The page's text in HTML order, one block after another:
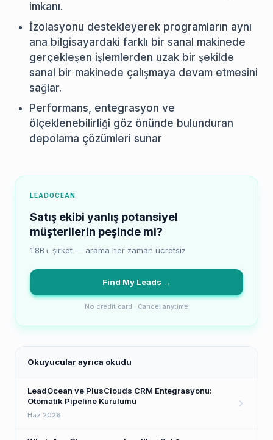
imkanı.
İzolasyonu destekleyerek programların aynı
ana bilgisayardaki farklı bir sanal makinede
gerçekleşen işlemlerden uzak bir şekilde
sanal bir makinede çalışmaya devam etmesini
sağlar.
Performans, entegrasyon ve
ölçeklenebilirliği göz önünde bulunduran
depolama çözümleri sunar
LEADOCEAN
Satış ekibi yanlış potansiyel
müşterilerin peşinde mi?
1.8B+ şirket — arama her zaman ücretsiz
Find My Leads →
No credit card · Cancel anytime
Okuyucular ayrıca okudu
LeadOcean ve PlusClouds CRM Entegrasyonu:
Otomatik Pipeline Kurulumu
Haz 2026